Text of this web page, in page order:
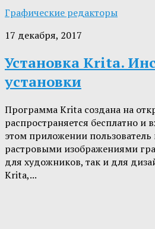
Графические редакторы
17 декабря, 2017
Установка Krita.
установки
Программа Krita создана на
распространяется бесплатно и
этом приложении пользователь
растровыми изображениями
для художников, так и для
Krita,...